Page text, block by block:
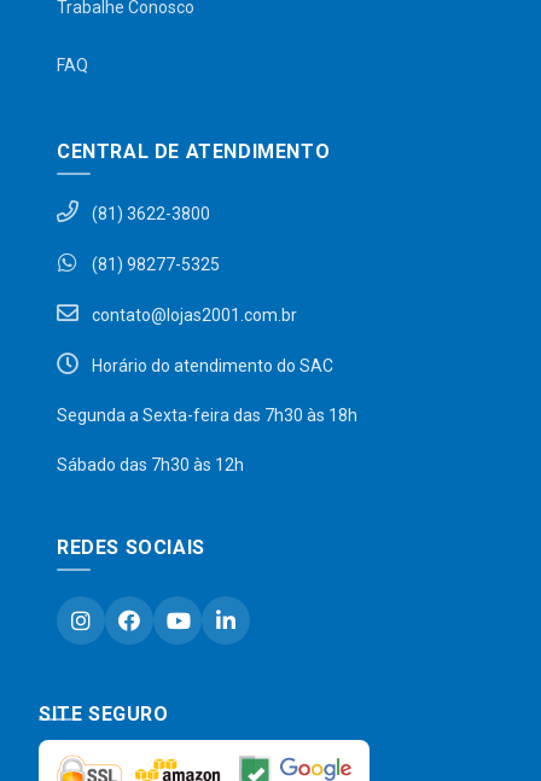
Trabalhe Conosco
FAQ
CENTRAL DE ATENDIMENTO
(81) 3622-3800
(81) 98277-5325
contato@lojas2001.com.br
Horário do atendimento do SAC
Segunda a Sexta-feira das 7h30 às 18h
Sábado das 7h30 às 12h
REDES SOCIAIS
SITE SEGURO